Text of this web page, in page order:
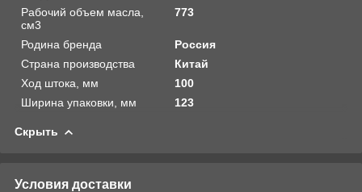
Рабочий объем масла,
см3
773
Родина бренда
Россия
Страна производства
Китай
Ход штока, мм
100
Ширина упаковки, мм
123
Скрыть
Условия доставки